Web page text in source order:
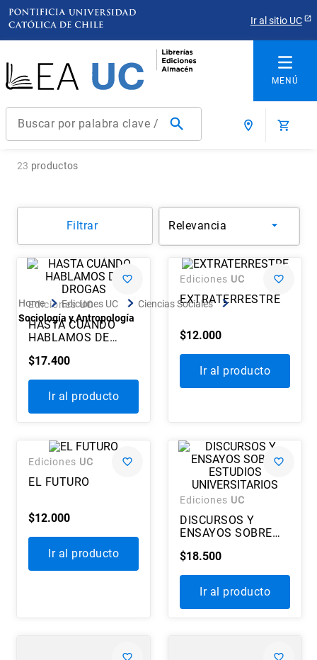
Ir al sitio UC
Buscar por palabra clave / título / autor / producto / ISBN
arquitectura
ediciones uc
6. historia chile
historia república chile
arte
Ediciones UC
Ciencias Sociales
Sociología y Antropología
23 productos
Filtrar Relevancia
Ediciones UC
HASTA CUÁNDO
HABLAMOS DE
$17.400
Ir al producto
Ediciones UC
EXTRATERRESTRE
$12.000
Ir al producto
Ediciones UC
EL FUTURO
$12.000
Ir al producto
Ediciones UC
DISCURSOS Y
ENSAYOS SOBRE
UNIVERSITARIOS
$18.500
Ir al producto